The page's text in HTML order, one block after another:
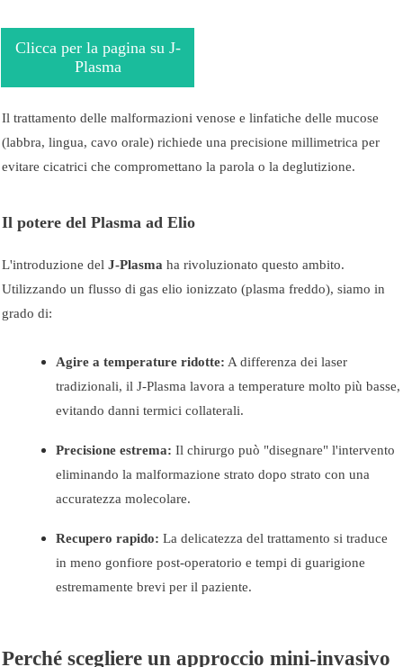
Clicca per la pagina su J-
Plasma
Il trattamento delle malformazioni venose e linfatiche delle mucose
(labbra, lingua, cavo orale) richiede una precisione millimetrica per
evitare cicatrici che compromettano la parola o la deglutizione.
Il potere del Plasma ad Elio
L'introduzione del J-Plasma ha rivoluzionato questo ambito.
Utilizzando un flusso di gas elio ionizzato (plasma freddo), siamo in
grado di:
Agire a temperature ridotte: A differenza dei laser
tradizionali, il J-Plasma lavora a temperature molto più basse,
evitando danni termici collaterali.
Precisione estrema: Il chirurgo può "disegnare" l'intervento
eliminando la malformazione strato dopo strato con una
accuratezza molecolare.
Recupero rapido: La delicatezza del trattamento si traduce
in meno gonfiore post-operatorio e tempi di guarigione
estremamente brevi per il paziente.
Perché scegliere un approccio mini-invasivo